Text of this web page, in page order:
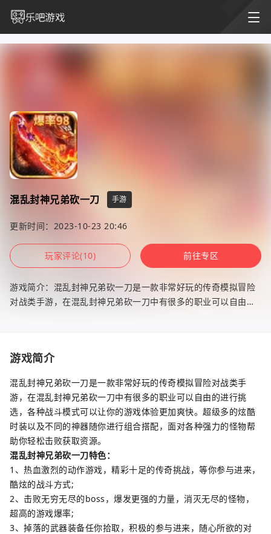
混乱封神兄弟砍一刀 手游
更新时间：2023-10-23 20:46
玩家评论(10) 前往专区
游戏简介：混乱封神兄弟砍一刀是一款非常好玩的传奇模拟冒险
对战类手游，在混乱封神兄弟砍一刀中有很多的职业可以自由的
游戏简介
混乱封神兄弟砍一刀是一款非常好玩的传奇模拟冒险对战类手
游，在混乱封神兄弟砍一刀中有很多的职业可以自由的进行挑
选，各种战斗模式可以让你的游戏体验更加爽快。超级多的炫酷
时装以及不同的神器随你进行组合搭配，面对各种强力的怪物帮
助你轻松击败获取资源。
混乱封神兄弟砍一刀特色：
1、热血激烈的动作游戏，精彩十足的传奇挑战，等你参与进来，
酷炫的战斗方式;
2、击败无穷无尽的boss，爆发更强的力量，消灭无尽的怪物，
超高的游戏爆率;
3、掉落的武器装备任你拾取，积极的参与进来，随心所欲的对